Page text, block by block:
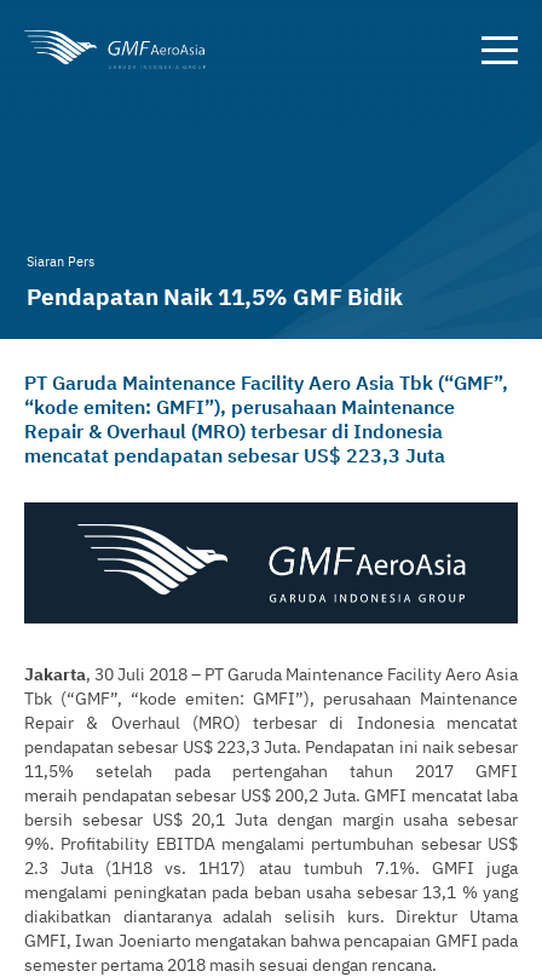
Siaran Pers
Pendapatan Naik 11,5% GMF Bidik
PT Garuda Maintenance Facility Aero Asia Tbk (“GMF”,
“kode emiten: GMFI”), perusahaan Maintenance
Repair & Overhaul (MRO) terbesar di Indonesia
mencatat pendapatan sebesar US$ 223,3 Juta
Jakarta, 30 Juli 2018 – PT Garuda Maintenance Facility Aero Asia
Tbk (“GMF”, “kode emiten: GMFI”), perusahaan Maintenance
Repair & Overhaul (MRO) terbesar di Indonesia mencatat
pendapatan sebesar US$ 223,3 Juta. Pendapatan ini naik sebesar
11,5% setelah pada pertengahan tahun 2017 GMFI
meraih pendapatan sebesar US$ 200,2 Juta. GMFI mencatat laba
bersih sebesar US$ 20,1 Juta dengan margin usaha sebesar
9%. Profitability EBITDA mengalami pertumbuhan sebesar US$
2.3 Juta (1H18 vs. 1H17) atau tumbuh 7.1%. GMFI juga
mengalami peningkatan pada beban usaha sebesar 13,1 % yang
diakibatkan diantaranya adalah selisih kurs. Direktur Utama
GMFI, Iwan Joeniarto mengatakan bahwa pencapaian GMFI pada
semester pertama 2018 masih sesuai dengan rencana.